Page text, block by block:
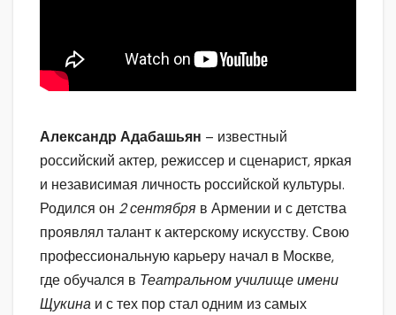
Александр Адабашьян – известный
российский актер, режиссер и сценарист, яркая
и независимая личность российской культуры.
Родился он 2 сентября в Армении и с детства
проявлял талант к актерскому искусству. Свою
профессиональную карьеру начал в Москве,
где обучался в Театральном училище имени
Щукина и с тех пор стал одним из самых